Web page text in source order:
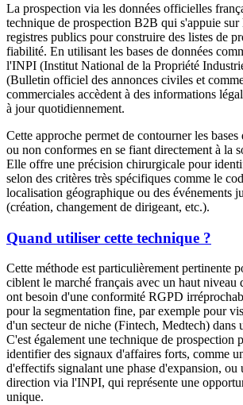
La prospection via les données officielles
technique de prospection B2B qui s'appuie
registres publics pour construire des listes de
fiabilité. En utilisant les bases de données
l'INPI (Institut National de la Propriété
(Bulletin officiel des annonces civiles et
commerciales accèdent à des informations
à jour quotidiennement.
Cette approche permet de contourner les bases
ou non conformes en se fiant directement à la
Elle offre une précision chirurgicale pour
selon des critères très spécifiques comme le
localisation géographique ou des événements
(création, changement de dirigeant, etc.).
Quand utiliser cette technique ?
Cette méthode est particulièrement pertinente
ciblent le marché français avec un haut niveau
ont besoin d'une conformité RGPD
pour la segmentation fine, par exemple pour
d'un secteur de niche (Fintech, Medtech) dans
C'est également une technique de prospection
identifier des signaux d'affaires forts, comme
d'effectifs signalant une phase d'expansion, ou
direction via l'INPI, qui représente une
unique.